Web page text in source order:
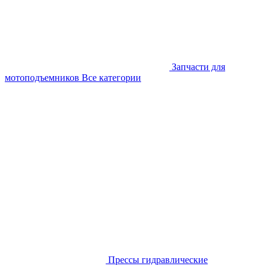
Запчасти для
мотоподъемников Все категории
Прессы гидравлические